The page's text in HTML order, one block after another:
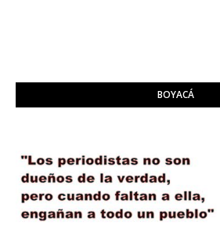
BOYACÁ